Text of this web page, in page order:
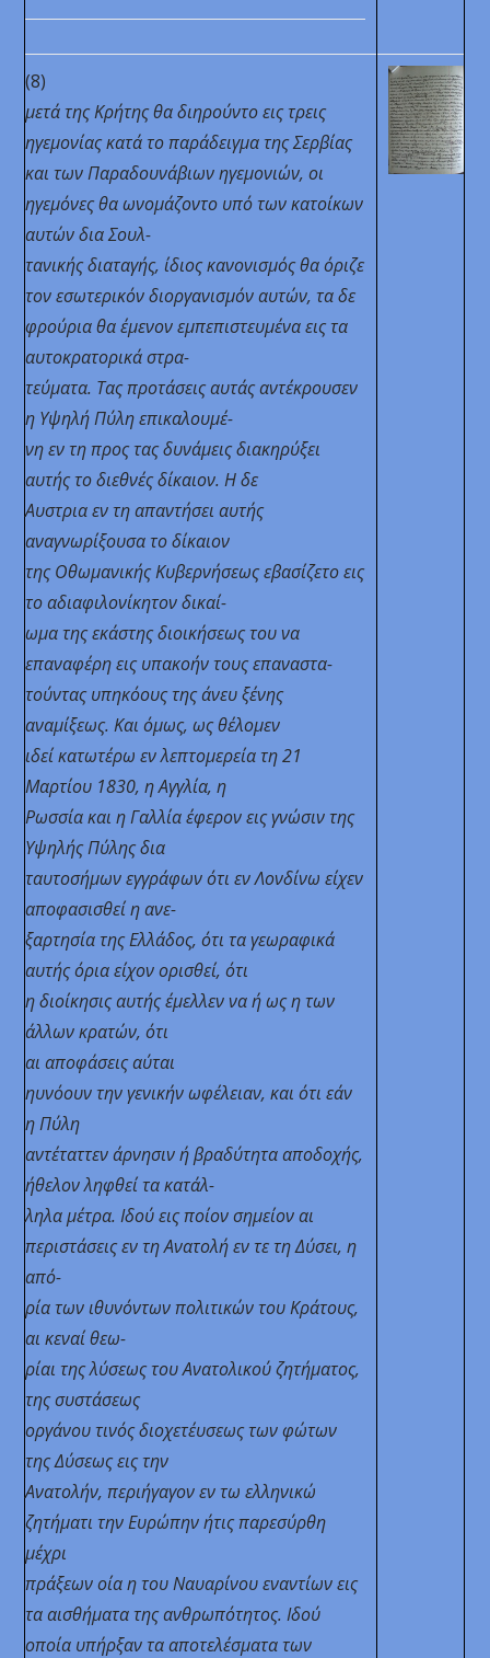
(8)
μετά της Κρήτης θα διηρούντο εις τρεις
ηγεμονίας κατά το παράδειγμα της Σερβίας
και των Παραδουνάβιων ηγεμονιών, οι
ηγεμόνες θα ωνομάζοντο υπό των κατοίκων
αυτών δια Σουλ-
τανικής διαταγής, ίδιος κανονισμός θα όριζε
τον εσωτερικόν διοργανισμόν αυτών, τα δε
φρούρια θα έμενον εμπεπιστευμένα εις τα
αυτοκρατορικά στρα-
τεύματα. Τας προτάσεις αυτάς αντέκρουσεν
η Υψηλή Πύλη επικαλουμέ-
νη εν τη προς τας δυνάμεις διακηρύξει
αυτής το διεθνές δίκαιον. Η δε
Αυστρια εν τη απαντήσει αυτής
αναγνωρίξουσα το δίκαιον
της Οθωμανικής Κυβερνήσεως εβασίζετο εις
το αδιαφιλονίκητον δικαί-
ωμα της εκάστης διοικήσεως του να
επαναφέρη εις υπακοήν τους επαναστα-
τούντας υπηκόους της άνευ ξένης
αναμίξεως. Και όμως, ως θέλομεν
ιδεί κατωτέρω εν λεπτομερεία τη 21
Μαρτίου 1830, η Αγγλία,η
Ρωσσία και η Γαλλία έφερον εις γνώσιν της
Υψηλής Πύλης δια
ταυτοσήμων εγγράφων ότι εν Λονδίνω είχεν
αποφασισθεί η ανε-
ξαρτησία της Ελλάδος, ότι τα γεωραφικά
αυτής όρια είχον ορισθεί, ότι
η διοίκησις αυτής έμελλεν να ή ως η των
άλλων κρατών, ότι
αι αποφάσεις αύται
ηυνόουν την γενικήν ωφέλειαν, και ότι εάν
η Πύλη
αντέταττεν άρνησιν ή βραδύτητα αποδοχής,
ήθελον ληφθεί τα κατάλ-
ληλα μέτρα. Ιδού εις ποίον σημείον αι
περιστάσεις εν τη Ανατολή εν τε τη Δύσει, η
από-
ρία των ιθυνόντων πολιτικών του Κράτους,
αι κεναί θεω-
ρίαι της λύσεως του Ανατολικού ζητήματος,
της συστάσεως
οργάνου τινός διοχετέυσεως των φώτων
της Δύσεως εις την
Ανατολήν, περιήγαγον εν τω ελληνικώ
ζητήματι την Ευρώπην ήτις παρεσύρθη
μέχρι
πράξεων οία η του Ναυαρίνου εναντίων εις
τα αισθήματα της ανθρωπότητος. Ιδού
οποία υπήρξαν τα αποτελέσματα των